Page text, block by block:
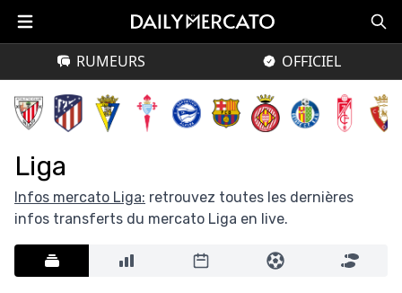
RUMEURS OFFICIEL
Liga
Infos mercato Liga: retrouvez toutes les dernières
infos transferts du mercato Liga en live.